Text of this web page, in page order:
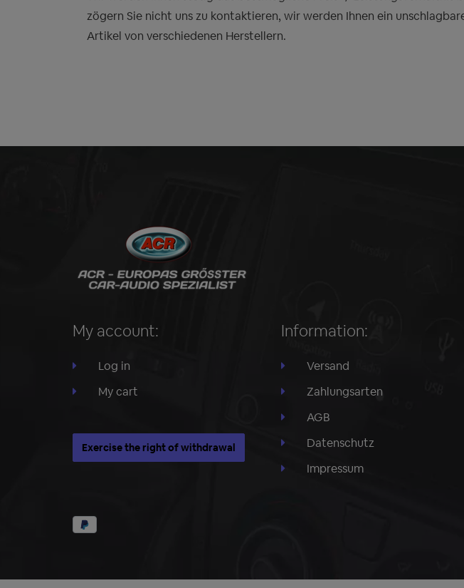
zögern Sie nicht uns zu kontaktieren, wir werden Ihnen ein
Artikel von verschiedenen Herstellern.
My account:
Log in
My cart
Exercise the right of withdrawal
Information:
Versand
Zahlungsarten
AGB
Datenschutz
Impressum